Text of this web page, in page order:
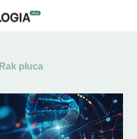
Rak płuca